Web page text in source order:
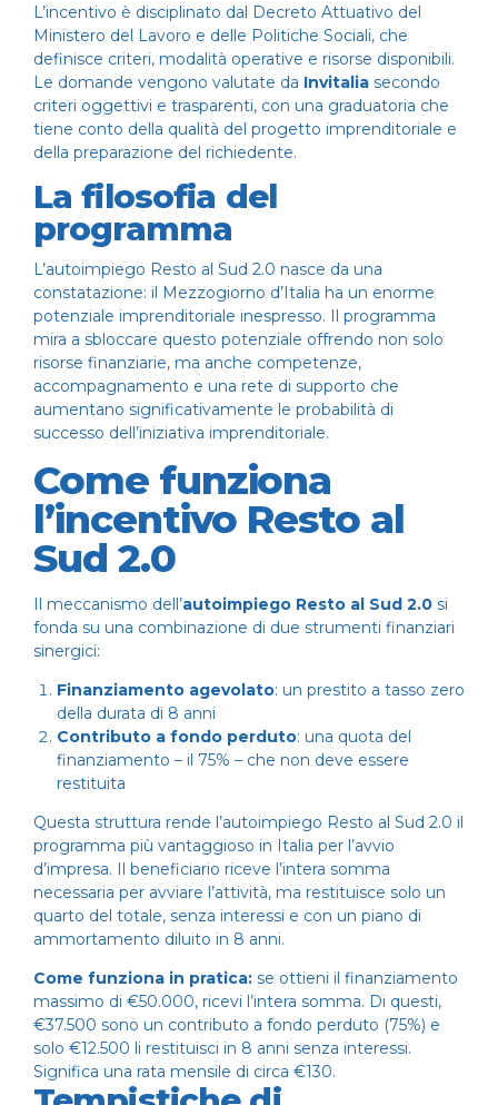
L’incentivo è disciplinato dal Decreto Attuativo del
Ministero del Lavoro e delle Politiche Sociali, che
definisce criteri, modalità operative e risorse disponibili.
Le domande vengono valutate da Invitalia secondo
criteri oggettivi e trasparenti, con una graduatoria che
tiene conto della qualità del progetto imprenditoriale e
della preparazione del richiedente.
La filosofia del
programma
L’autoimpiego Resto al Sud 2.0 nasce da una
constatazione: il Mezzogiorno d’Italia ha un enorme
potenziale imprenditoriale inespresso. Il programma
mira a sbloccare questo potenziale offrendo non solo
risorse finanziarie, ma anche competenze,
accompagnamento e una rete di supporto che
aumentano significativamente le probabilità di
successo dell’iniziativa imprenditoriale.
Come funziona
l’incentivo Resto al
Sud 2.0
Il meccanismo dell’autoimpiego Resto al Sud 2.0 si
fonda su una combinazione di due strumenti finanziari
sinergici:
Finanziamento agevolato: un prestito a tasso zero
della durata di 8 anni
Contributo a fondo perduto: una quota del
finanziamento – il 75% – che non deve essere
restituita
Questa struttura rende l’autoimpiego Resto al Sud 2.0 il
programma più vantaggioso in Italia per l’avvio
d’impresa. Il beneficiario riceve l’intera somma
necessaria per avviare l’attività, ma restituisce solo un
quarto del totale, senza interessi e con un piano di
ammortamento diluito in 8 anni.
Come funziona in pratica: se ottieni il finanziamento
massimo di €50.000, ricevi l’intera somma. Di questi,
€37.500 sono un contributo a fondo perduto (75%) e
solo €12.500 li restituisci in 8 anni senza interessi.
Significa una rata mensile di circa €130.